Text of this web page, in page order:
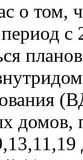
о том,
с